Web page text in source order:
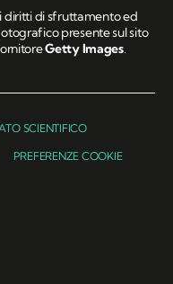
diritti di sfruttamento ed
presente sul sito
Getty Images.
SCIENTIFICO
PREFERENZE COOKIE